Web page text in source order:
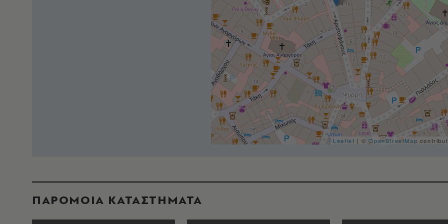
Leaflet | ©OpenStreetMap
ΠΑΡΟΜΟΙΑ ΚΑΤΑΣΤΗΜΑΤΑ